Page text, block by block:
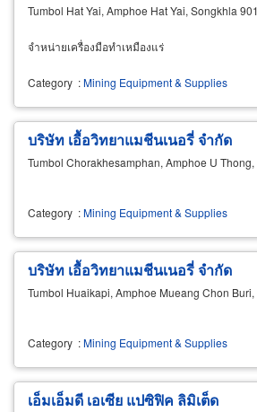
Tumbol Hat Yai, Amphoe Hat Yai, Songkhla
จำหน่ายเครื่องมือทำเหมืองแร่
Category :Mining Equipment & Supplies
บริษัท เอื้อวิทยาแมชีนเนอรี่ จำกัด
Tumbol Chorakhesamphan, Amphoe U
Category :Mining Equipment & Supplies
บริษัท เอื้อวิทยาแมชีนเนอรี่ จำกัด
Tumbol Huaikapi, Amphoe Mueang Chon
Category :Mining Equipment & Supplies
เอ็มเอ็มดี เอเซีย แปซิฟิค ลิมิเต็ด